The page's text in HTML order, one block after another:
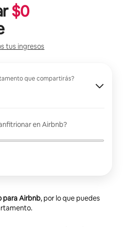
$0
tus ingresos
que compartirás?
en Airbnb?
para Airbnb, por lo que puedes